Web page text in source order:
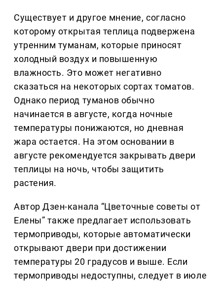
Существует и другое мнение, согласно
которому открытая теплица подвержена
утренним туманам, которые приносят
холодный воздух и повышенную
влажность. Это может негативно
сказаться на некоторых сортах томатов.
Однако период туманов обычно
начинается в августе, когда ночные
температуры понижаются, но дневная
жара остается. На этом основании в
августе рекомендуется закрывать двери
теплицы на ночь, чтобы защитить
растения.
Автор Дзен-канала “Цветочные советы от
Елены” также предлагает использовать
термоприводы, которые автоматически
открывают двери при достижении
температуры 20 градусов и выше. Если
термоприводы недоступны, следует в июле